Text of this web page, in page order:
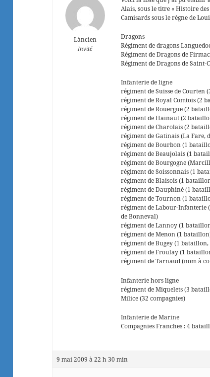
L`ancien
Invité
Alais, sous le titre « Histoire
Camisards sous le règne de
Dragons
Régiment de dragons
Régiment de Dragons de
Régiment de Dragons de Saint-
Infanterie de ligne
régiment de Suisse de Courten
régiment de Royal Comtois (2
régiment de Rouergue (2
régiment de Hainaut (2
régiment de Charolais (2
régiment de Gatinais (La Fare,
régiment de Bourbon (1
régiment de Beaujolais (1
régiment de Bourgogne
régiment de Soissonnais (1
régiment de Blaisois (1
régiment de Dauphiné (1
régiment de Tournon (1
régiment de Labour-Infanterie
de Bonneval)
régiment de Lannoy (1
régiment de Menon (1
régiment de Bugey (1
régiment de Froulay (1
régiment de Tarnaud (nom à
Infanterie hors ligne
régiment de Miquelets (3
Milice (32 compagnies)
Infanterie de Marine
Compagnies Franches : 4
9 mai 2009 à 22 h 30 min